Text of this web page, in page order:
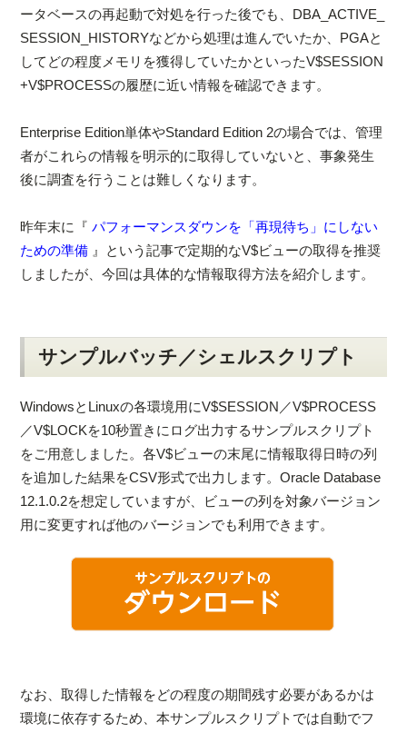
ータベースの再起動で対処を行った後でも、DBA_ACTIVE_
SESSION_HISTORYなどから処理は進んでいたか、PGAと
してどの程度メモリを獲得していたかといったV$SESSION
+V$PROCESSの履歴に近い情報を確認できます。
Enterprise Edition単体やStandard Edition 2の場合では、管理
者がこれらの情報を明示的に取得していないと、事象発生
後に調査を行うことは難しくなります。
昨年末に『 パフォーマンスダウンを「再現待ち」にしない
ための準備 』という記事で定期的なV$ビューの取得を推奨
しましたが、今回は具体的な情報取得方法を紹介します。
サンプルバッチ／シェルスクリプト
WindowsとLinuxの各環境用にV$SESSION／V$PROCESS
／V$LOCKを10秒置きにログ出力するサンプルスクリプト
をご用意しました。各V$ビューの末尾に情報取得日時の列
を追加した結果をCSV形式で出力します。Oracle Database
12.1.0.2を想定していますが、ビューの列を対象バージョン
用に変更すれば他のバージョンでも利用できます。
なお、取得した情報をどの程度の期間残す必要があるかは
環境に依存するため、本サンプルスクリプトでは自動でフ